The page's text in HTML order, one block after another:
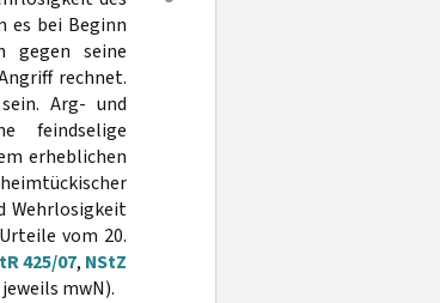
es bei Beginn
gegen seine
rechnet.
Arg- und
feindselige
erheblichen
Wehrlosigkeit
vom 20.
425/07, NStZ
mwN).